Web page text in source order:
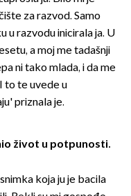
za razvod. Samo
u razvodu inicirala ja. U
a moj me tadašnji
ni tako mlada, i da me
to te uvede u
priznala je.
život u potpunosti.
koja ju je bacila